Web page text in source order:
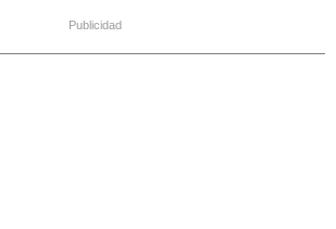
Publicidad